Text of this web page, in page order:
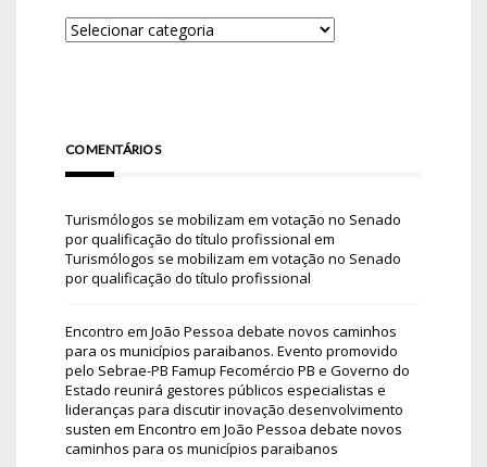
COMENTÁRIOS
Turismólogos se mobilizam em votação no Senado
por qualificação do título profissional em
Turismólogos se mobilizam em votação no Senado
por qualificação do título profissional
Encontro em João Pessoa debate novos caminhos
para os municípios paraibanos. Evento promovido
pelo Sebrae-PB Famup Fecomércio PB e Governo do
Estado reunirá gestores públicos especialistas e
lideranças para discutir inovação desenvolvimento
susten em Encontro em João Pessoa debate novos
caminhos para os municípios paraibanos